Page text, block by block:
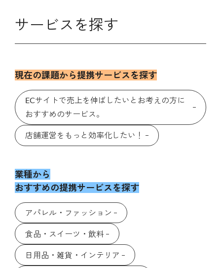
サービスを探す
現在の課題から提携サービスを探す
ECサイトで売上を伸ばしたいとお考えの方に
おすすめのサービス。
店舗運営をもっと効率化したい！
業種から
おすすめの提携サービスを探す
アパレル・ファッション
食品・スイーツ・飲料
日用品・雑貨・インテリア